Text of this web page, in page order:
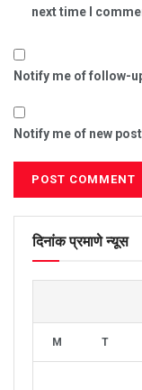
next time I
Notify me of follow-
Notify me of new
दिनांक प्रमाणे न्यूस
M T